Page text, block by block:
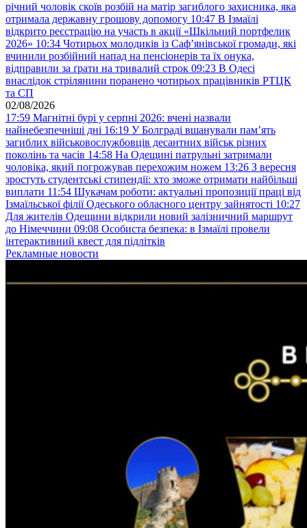
річний чоловік скоїв розбій на матір загиблого захисника, яка
отримала державну грошову допомогу 10:47 В Ізмаїлі
відкрито реєстрацію на участь в акції «Шкільний портфелик
2026» 10:34 Чотирьох молодиків із Саф’янівської громади, які
вчинили розбійний напад на пенсіонерів та їх онука,
відправили за ґрати на тривалий строк 09:23 В Одесі
внаслідок стрілянини поранено чотирьох працівників РТЦК
та СП
02/08/2026
17:59 Магнітні бурі у серпні 2026: вчені назвали
найнебезпечніші дні 16:19 У Болграді вшанували пам’ять
загиблих військовослужбовців десантних військ різних
поколінь та часів 14:58 На Одещині патрульні затримали
чоловіка, який погрожував перехожим ножем 13:26 З вересня
зростуть студентські стипендії: хто зможе отримати найбільші
виплати 11:54 Шукачам роботи: актуальні пропозиції праці від
Ізмаїльської філії Одеського обласного центру зайнятості 10:27
Для жителів Одещини відкрили новий залізничний маршрут
до Німеччини 09:08 Особиста безпека: в Ізмаїлі провели
інтерактивний квест для підлітків
Рекламные новости